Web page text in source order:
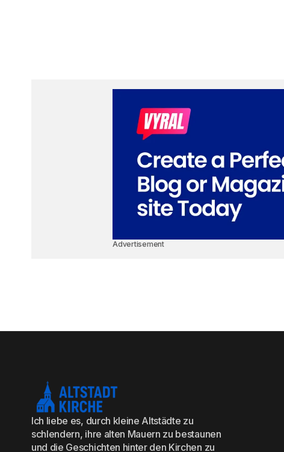
Advertisement
Ich liebe es, durch kleine Altstädte zu
schlendern, ihre alten Mauern zu bestaunen
und die Geschichten hinter den Kirchen zu